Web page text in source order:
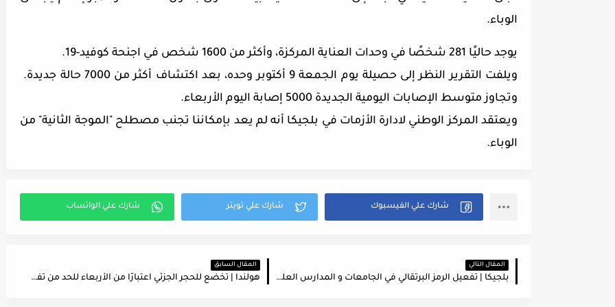
الوباء.
يوجد حاليًا 281 شخصًا في وحدات العناية المركزة، وأكثر من 1600 شخص في اجنحة كوفيد-19.
ويلفت التقرير النظر إلى حصيلة يوم الجمعة 9 أكتوبر وحده، بعد اكتشاف أكثر من 7000 حالة جديدة.
وتجاوز متوسط ​​الإصابات اليومية الجديدة 5000 إصابة اليوم الأربعاء.
ويعتقد المركز الوطني لادارة الأزمات في بلجيكا أنه لم يعد بإمكاننا تجنب مصطلح "الموجة الثانية" من
الوباء.
المقال التالي
بلجيكا | تفعيل الرمز البرتقالي في الجامعات و المدارس العليا الناطقة بالفرنسية
المقال السابق
هولندا | تخضع للحجر الجزئي اعتبارًا من الأربعاء للحد من تفشي كورونا